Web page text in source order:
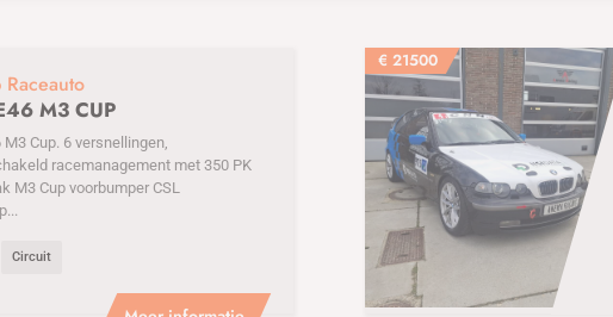
Raceauto
M3 CUP
M3 Cup. 6 versnellingen,
racemanagement met 350 PK
M3 Cup voorbumper CSL
Circuit
€ 21500